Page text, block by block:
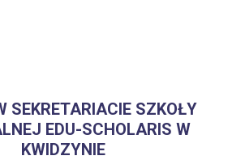
SEKRETARIACIE SZKOŁY
EDU-SCHOLARIS W
KWIDZYNIE